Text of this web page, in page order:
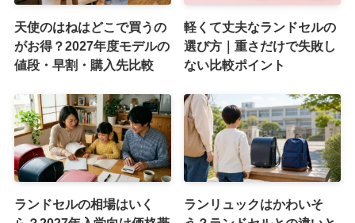
天使のはねはどこで買うの
がお得？2027年度モデルの
値段・早割・購入先比較
軽くて丈夫なランドセルの
選び方｜重さだけで失敗し
ない比較ポイント
ランドセルの相場はいく
ランリュックはかわいそ